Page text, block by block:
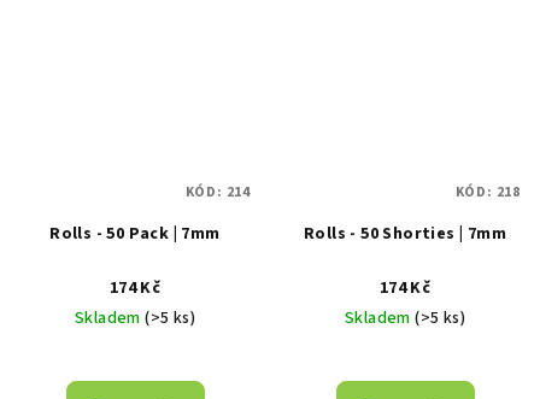
Rolls - 50 Pack | 7mm
174 Kč
Skladem(>5 ks)
KÓD: 214
Rolls - 50 Shorties | 7mm
174 Kč
Skladem(>5 ks)
KÓD: 218